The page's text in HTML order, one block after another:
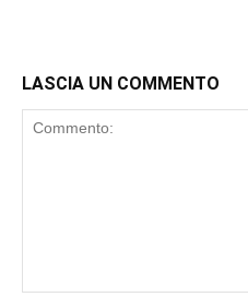
LASCIA UN COMMENTO